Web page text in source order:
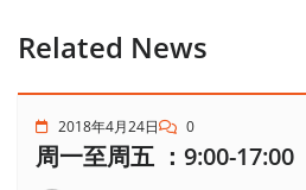
Related News
2018年4月24日 0
周一至周五 ：9:00-17:00